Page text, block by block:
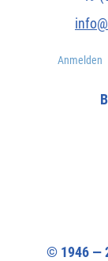
Anmelden
© 1946 —